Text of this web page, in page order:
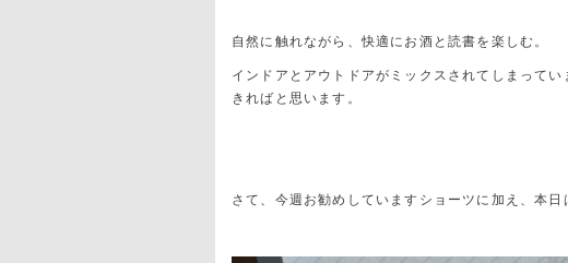
自然に触れながら、快適にお酒と読書を楽しむ。
インドアとアウトドアがミックスされてしまって
きればと思います。
さて、今週お勧めしていますショーツに加え、本日